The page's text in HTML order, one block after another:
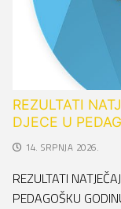
REZULTATI
DJECE U
14. SRPNJA 2026.
REZULTATI
PEDAGOŠKU